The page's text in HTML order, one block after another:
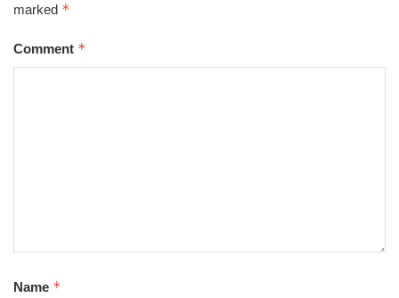
marked *
Comment *
Name *